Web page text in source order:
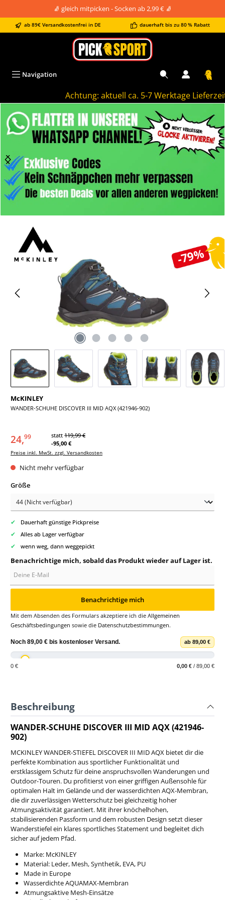
🧦 gleich mitpicken - Socken ab 2,99 € 🧦
ab 89€ Versandkostenfrei in DE dauerhaft bis zu 80 % Rabatt
Achtung: aktuell ca. 5-7 Werktage Lieferzeit!
Navigation
-79%
Bildergalerie überspringen
McKINLEY
WANDER-SCHUHE DISCOVER III MID AQX (421946-902)
24,99 statt 119,99 €
-95,00 €
Preise inkl. MwSt. zzgl. Versandkosten
Nicht mehr verfügbar
Größeauswählen
✔ Dauerhaft günstige Pickpreise
✔ Alles ab Lager verfügbar
✔ wenn weg, dann weggepickt
Benachrichtige mich, sobald das Produkt wieder auf Lager ist.
Benachrichtige mich
Mit dem Absenden des Formulars akzeptiere ich die Allgemeinen
Geschäftsbedingungen sowie die Datenschutzbestimmungen.
Noch 89,00 € bis kostenloser Versand. ab 89,00 €
0 € 0,00 € / 89,00 €
Beschreibung
WANDER-SCHUHE DISCOVER III MID AQX (421946-
902)
MCKINLEY WANDER-STIEFEL DISCOVER III MID AQX bietet dir die
perfekte Kombination aus sportlicher Funktionalität und
erstklassigem Schutz für deine anspruchsvollen Wanderungen und
Outdoor-Touren. Du profitierst von einer griffigen Außensohle für
optimalen Halt im Gelände und der wasserdichten AQX-Membran,
die dir zuverlässigen Wetterschutz bei gleichzeitig hoher
Atmungsaktivität garantiert. Mit ihrer knöchelhohen,
stabilisierenden Passform und dem robusten Design setzt dieser
Wanderstiefel ein klares sportliches Statement und begleitet dich
sicher auf jedem Pfad.
Marke: McKINLEY
Material: Leder, Mesh, Synthetik, EVA, PU
Made in Europe
Wasserdichte AQUAMAX-Membran
Atmungsaktive Mesh-Einsätze